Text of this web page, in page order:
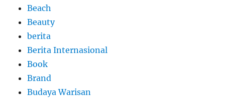
Beach
Beauty
berita
Berita Internasional
Book
Brand
Budaya Warisan